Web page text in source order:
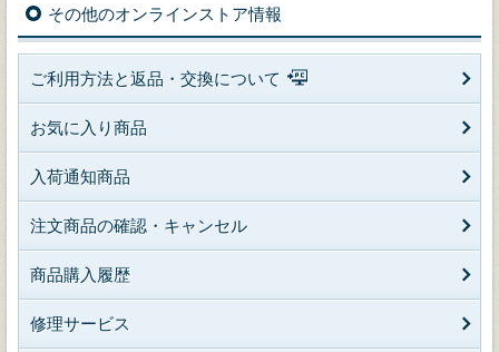
その他のオンラインストア情報
ご利用方法と返品・交換について
お気に入り商品
入荷通知商品
注文商品の確認・キャンセル
商品購入履歴
修理サービス